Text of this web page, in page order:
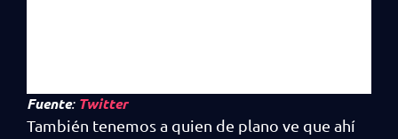
Fuente: Twitter
También tenemos a quien de plano ve que ahí